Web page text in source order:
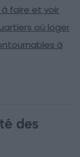
à faire et voir
où loger
à
des